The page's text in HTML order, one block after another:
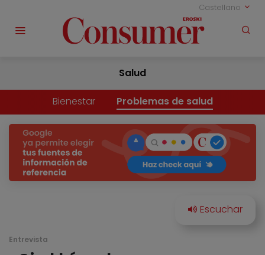
Castellano
Salud
Bienestar Problemas de salud
Entrevista